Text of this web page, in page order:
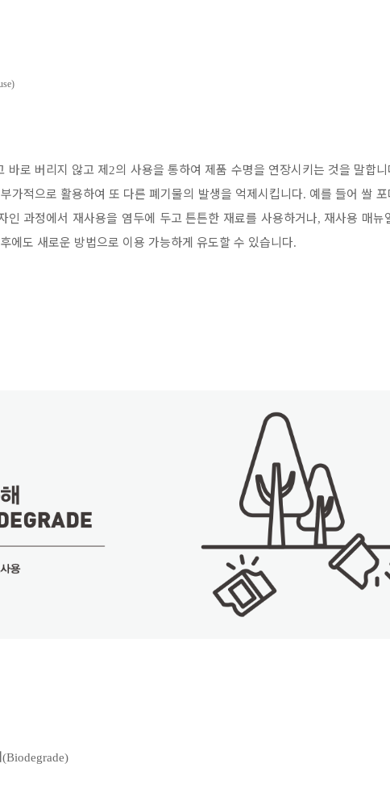
바로 버리지 않고 제 2의 사용을 통하여 제품 수명을 연장시키는 것을 말합니
가적으로 활용하여 또 다른 폐기물의 발생을 억제시킵니다. 예를 들어 쌀
인 과정에서 재사용을 염두에 두고 튼튼한 재료를 사용하거나, 재사용 매뉴
에도 새로운 방법으로 이용 가능하게 유도할 수 있습니다.
(Biodegrade)